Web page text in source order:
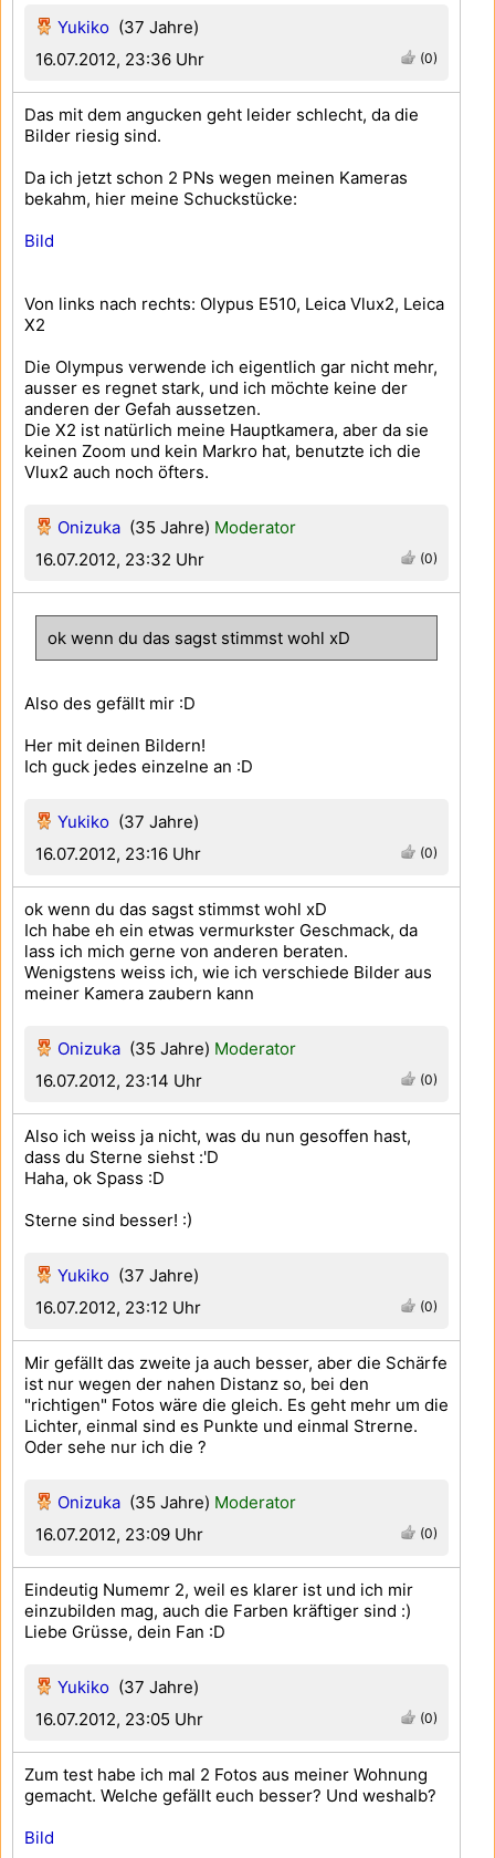
Yukiko (37 Jahre)
16.07.2012, 23:36 Uhr
(0)
Onizuka (35 Jahre) Moderator
16.07.2012, 23:32 Uhr
(0)
Das mit dem angucken geht leider schlecht, da die
Bilder riesig sind.
Da ich jetzt schon 2 PNs wegen meinen Kameras
bekahm, hier meine Schuckstücke:
Bild
Von links nach rechts: Olypus E510, Leica Vlux2, Leica
X2
Die Olympus verwende ich eigentlich gar nicht mehr,
ausser es regnet stark, und ich möchte keine der
anderen der Gefah aussetzen.
Die X2 ist natürlich meine Hauptkamera, aber da sie
keinen Zoom und kein Markro hat, benutzte ich die
Vlux2 auch noch öfters.
Yukiko (37 Jahre)
16.07.2012, 23:16 Uhr
(0)
ok wenn du das sagst stimmst wohl xD
Also des gefällt mir :D
Her mit deinen Bildern!
Ich guck jedes einzelne an :D
Onizuka (35 Jahre) Moderator
16.07.2012, 23:14 Uhr
(0)
ok wenn du das sagst stimmst wohl xD
Ich habe eh ein etwas vermurkster Geschmack, da
lass ich mich gerne von anderen beraten.
Wenigstens weiss ich, wie ich verschiede Bilder aus
meiner Kamera zaubern kann
Yukiko (37 Jahre)
16.07.2012, 23:12 Uhr
(0)
Also ich weiss ja nicht, was du nun gesoffen hast,
dass du Sterne siehst :'D
Haha, ok Spass :D
Sterne sind besser! :)
Onizuka (35 Jahre) Moderator
16.07.2012, 23:09 Uhr
(0)
Mir gefällt das zweite ja auch besser, aber die Schärfe
ist nur wegen der nahen Distanz so, bei den
"richtigen" Fotos wäre die gleich. Es geht mehr um die
Lichter, einmal sind es Punkte und einmal Strerne.
Oder sehe nur ich die ?
Yukiko (37 Jahre)
16.07.2012, 23:05 Uhr
(0)
Eindeutig Numemr 2, weil es klarer ist und ich mir
einzubilden mag, auch die Farben kräftiger sind :)
Liebe Grüsse, dein Fan :D
Zum test habe ich mal 2 Fotos aus meiner Wohnung
gemacht. Welche gefällt euch besser? Und weshalb?
Bild